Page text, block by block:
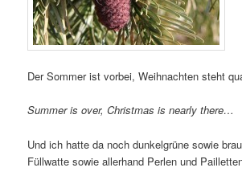
Der Sommer ist vorbei, Weihnachten steht
Summer is over, Christmas is nearly there…
Und ich hatte da noch dunkelgrüne sowie
Füllwatte sowie allerhand Perlen und